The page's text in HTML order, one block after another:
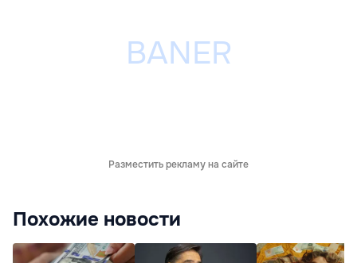
Разместить рекламу на сайте
Похожие новости